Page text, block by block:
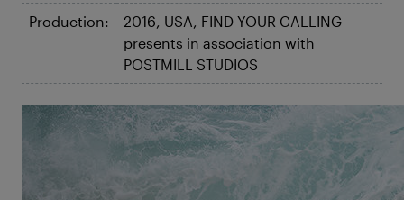
©Shorebreak
Shorebreak
Production:
2016, USA, FIND YOUR CALLING
presents in association with
POSTMILL STUDIOS